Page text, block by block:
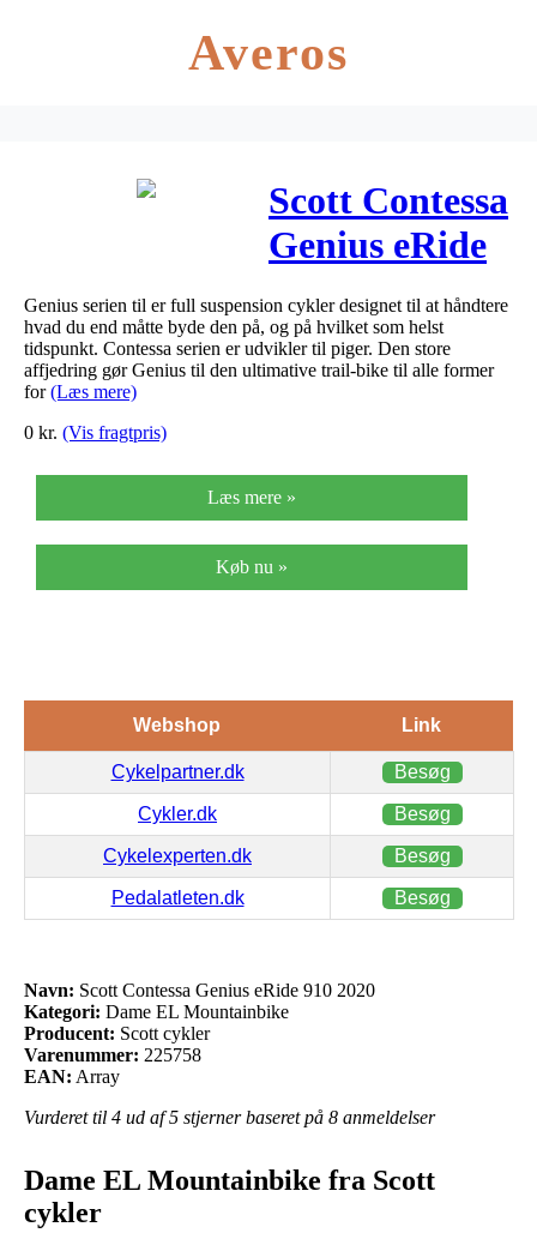
Averos
Scott Contessa
Genius eRide
910 2020
Genius serien til er full suspension cykler designet til at håndtere
hvad du end måtte byde den på, og på hvilket som helst
tidspunkt. Contessa serien er udvikler til piger. Den store
affjedring gør Genius til den ultimative trail-bike til alle former
for(Læs mere)
0 kr. (Vis fragtpris)
Læs mere »
Køb nu »
Webshop Link
Cykelpartner.dk Besøg
Cykler.dk Besøg
Cykelexperten.dk Besøg
Pedalatleten.dk Besøg
Navn: Scott Contessa Genius eRide 910 2020
Kategori: Dame EL Mountainbike
Producent: Scott cykler
Varenummer: 225758
EAN: Array
Vurderet til 4 ud af 5 stjerner baseret på 8 anmeldelser
Dame EL Mountainbike fra Scott
cykler